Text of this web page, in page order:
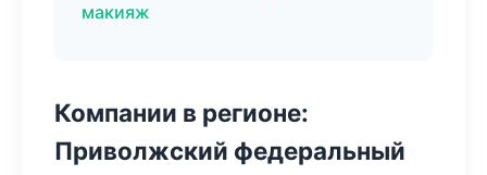
макияж
Компании в регионе:
Приволжский федеральный